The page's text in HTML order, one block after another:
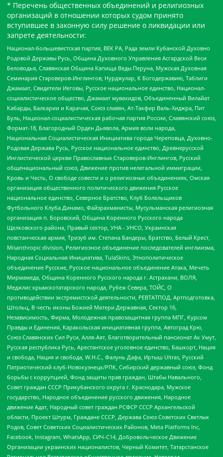
* Перечень общественных объединений и религиозных
организаций в отношении которых судом принято
вступившее в законную силу решение о ликвидации или
запрете деятельности:
Национал-большевистская партия, ВЕК РА, Рада земли Кубанской Духовно
Родовой Державы Русь, Община Духовного Управления Асгардской Веси
Беловодья, Славянская Община Капища Веды Перуна, Мужская Духовная
Семинария Староверов-Инглингов, Нурджулар, К Богодержавию, Таблиги
Джамаат, Свидетели Иеговы, Русское национальное единство, Национал-
социалистическое общество, Джамаат мувахидов, Объединенный Вилайат
Кабарды, Балкарии и Карачая, Союз славян, Ат-Такфир Валь-Хиджра, Пит
Буль, Национал-социалистическая рабочая партия России, Славянский союз,
Формат-18, Благородный Орден Дьявола, Армия воли народа,
Национальная Социалистическая Инициатива города Череповца, Духовно-
Родовая Держава Русь, Русское национальное единство, Древнерусской
Инглистической церкви Православных Староверов-Инглингов, Русский
общенациональный союз, Движение против нелегальной иммиграции,
Кровь и Честь, О свободе совести и о религиозных объединениях, Омская
организация общественного политического движения Русское
национальное единство, Северное Братство, Клуб Болельщиков
Футбольного Клуба Динамо, Файзрахманисты, Мусульманская религиозная
организация п. Боровский, Община Коренного Русского народа
Щелковского района, Правый сектор, УНА - УНСО, Украинская
повстанческая армия, Тризуб им. Степана Бандеры, Братство, Белый Крест,
Misanthropic division, Религиозное объединение последователей инглиизма,
Народная Социальная Инициатива, TulaSkins, Этнополитическое
объединение Русские, Русское национальное объединение Атака, Мечеть
Мирмамеда, Община Коренного Русского народа г. Астрахани, ВОЛЯ,
Меджлис крымскотатарского народа, Рубеж Севера, ТОЙС, О
противодействии экстремистской деятельности, РЕВТАТПОД, Артподготовка,
Штольц, В честь иконы Божией Матери Державная, Сектор 16,
Независимость, Фирма, Молодежная правозащитная группа МПГ, Курсом
Правды и Единения, Каракольская инициативная группа, Автоград Крю,
Союз Славянских Сил Руси, Алля-Аят, Благотворительный пансионат Ак Умут,
Русская республика Русь, Арестантское уголовное единство, Башкорт, Нация
и свобода, Нация и свобода, W.H.С., Фалунь Дафа, Иртыш Ultras, Русский
Патриотический клуб-Новокузнецк/РПК, Сибирский державный союз, Фонд
борьбы с коррупцией, Фонд защиты прав граждан, Штабы Навального,
Совет граждан СССР Прикубанского округа г. Краснодара, Мужское
государство, Народное объединение русского движения, Народное
движение Адат, Народный совет граждан РСФСР СССР Архангельской
области, Проект Штурм, Граждане СССР, Держава Союз Советских Светлых
Родов, Совет Советских Социалистических Районов, Meta Platforms Inc,
Facebook, Instagram, WhatsApp, СИЧ-С14, Добровольческое Движение
Организации украинских националистов, Черный Комитет, Татарстанское